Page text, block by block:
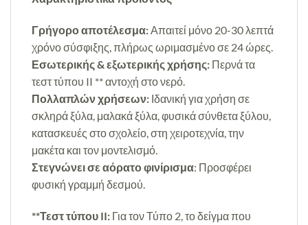
Γρήγορο αποτέλεσμα:Απαιτεί μόνο 20-30 λεπτά
χρόνο σύσφιξης, πλήρως ωριμασμένο σε 24 ώρες.
Εσωτερικής & εξωτερικής χρήσης: Περνά τα
τεστ τύπου II ** αντοχή στο νερό.
Πολλαπλών χρήσεων: Ιδανική για χρήση σε
σκληρά ξύλα, μαλακά ξύλα, φυσικά σύνθετα ξύλου,
κατασκευές στο σχολείο, στη χειροτεχνία, την
μακέτα και τον μοντελισμό.
Στεγνώνει σε αόρατο φινίρισμα: Προσφέρει
φυσική γραμμή δεσμού.
**Τεστ τύπου II: Για τον Τύπο 2, το δείγμα που